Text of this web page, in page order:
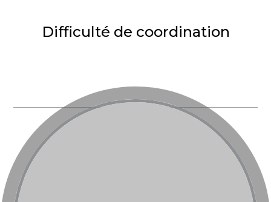
Difficulté de coordination